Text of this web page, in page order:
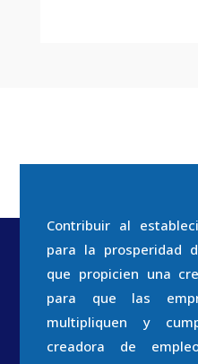
Contribuir al
para la prosperidad
que propicien una
para que las
multipliquen y
creadora de